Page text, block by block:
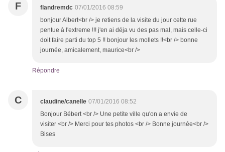
F flandremdc 07/01/2016 08:59
bonjour Albert<br /> je retiens de la visite du jour cette rue
pentue à l'extreme !!! j'en ai déja vu des pas mal, mais celle-ci
doit faire parti du top 5 !! bonjour les mollets !!<br /> bonne
journée, amicalement, maurice<br />
Répondre
C claudine/canelle 07/01/2016 08:52
Bonjour Bébert <br /> Une petite ville qu'on a envie de
visiter <br /> Merci pour tes photos <br /> Bonne journée<br />
Bises